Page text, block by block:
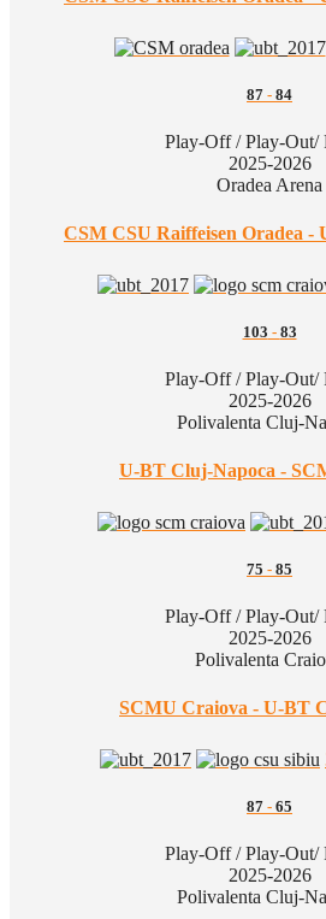
87 - 84
Play-Off / Play-Out/
2025-2026
Oradea Arena
CSM CSU Raiffeisen Oradea -
103 - 83
Play-Off / Play-Out/
2025-2026
Polivalenta Cluj-
U-BT Cluj-Napoca -
75 - 85
Play-Off / Play-Out/
2025-2026
Polivalenta
SCMU Craiova - U-BT
87 - 65
Play-Off / Play-Out/
2025-2026
Polivalenta Cluj-